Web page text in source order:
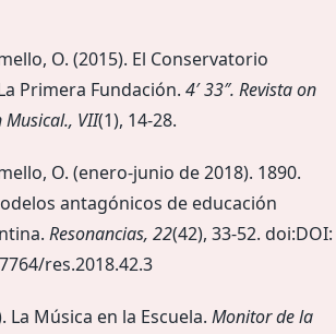
O. (2015). El Conservatorio
Primera Fundación. 4′ 33″. Revista on
VII(1), 14-28.
O. (enero-junio de 2018). 1890.
antagónicos de educación
Resonancias, 22(42), 33-52. doi:DOI:
res.2018.42.3
La Música en la Escuela. Monitor de la